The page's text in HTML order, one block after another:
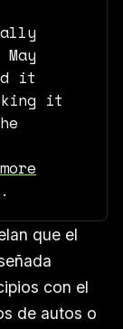
it
it
.
que el
con el
de autos o